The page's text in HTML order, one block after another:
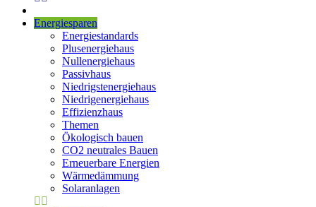
Energiesparen
Energiestandards
Plusenergiehaus
Nullenergiehaus
Passivhaus
Niedrigstenergiehaus
Niedrigenergiehaus
Effizienzhaus
Themen
Ökologisch bauen
CO2 neutrales Bauen
Erneuerbare Energien
Wärmedämmung
Solaranlagen